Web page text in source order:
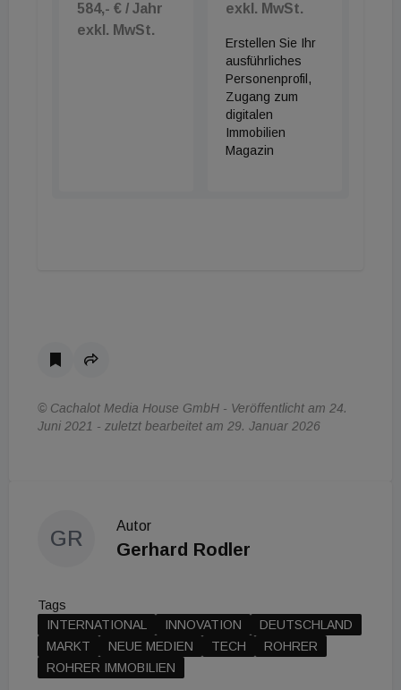
584,- € / Jahr
exkl. MwSt.
exkl. MwSt.
Erstellen Sie Ihr
ausführliches
Personenprofil,
Zugang zum
digitalen
Immobilien
Magazin
© Cachalot Media House GmbH - Veröffentlicht am 24.
Juni 2021 - zuletzt bearbeitet am 29. Januar 2026
GR
Autor
Gerhard Rodler
Tags
INTERNATIONAL
INNOVATION
DEUTSCHLAND
MARKT
NEUE MEDIEN TECH
ROHRER
ROHRER IMMOBILIEN